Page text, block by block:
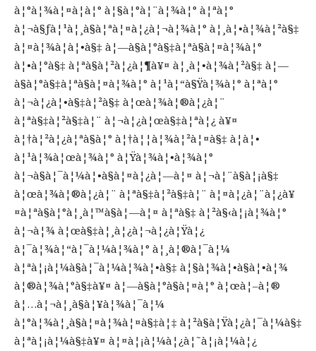
à¦°à¦¾à¦¤à¦­à¦° à¦§à¦°à¦¨à¦¾à¦° à¦ªà¦°
à¦¬à§ƒà¦¹à¦¸à§à¦ªà¦¤à¦¿à¦¬à¦¾à¦° à¦¸à¦•à¦¾à¦²à§‡
à¦¤à¦¾à¦à¦•à§‡ à¦—à§à¦°à§‡à¦ªà§à¦¤à¦¾à¦°
à¦•à¦°à§‡ à¦ªà§à¦²à¦¿à¦¶à¥¤ à¦¸à¦•à¦¾à¦²à§‡ à¦—
à§à¦°à§‡à¦ªà§à¦¤à¦¾à¦° à¦¹à¦“à§Ÿà¦¾à¦° à¦ªà¦°
à¦¬à¦¿à¦•à§‡à¦²à§‡ à¦œà¦¾à¦®à¦¿à¦¨
à¦ªà§‡à¦²à§‡à¦¨ à¦¬à¦¿à¦œà§‡à¦ªà¦¿ à¥¤
à¦†à¦²à¦¿à¦ªà§à¦° à¦†à¦¦à¦¾à¦²à¦¤à§‡ à¦à¦•
à¦¹à¦¾à¦œà¦¾à¦° à¦Ÿà¦¾à¦•à¦¾à¦°
à¦¬à§à¦¯à¦¼à¦•à§à¦¤à¦¿à¦—à¦¤ à¦¬à¦¨à§à¦¡à§‡
à¦œà¦¾à¦®à¦¿à¦¨ à¦ªà§‡à¦²à§‡à¦¨ à¦¤à¦¿à¦¨à¦¿à¥
¤à¦ªà§à¦°à¦¸à¦™à§à¦—à¦¤ à¦ªà§‡ à¦²à§‹à¦¡à¦¾à¦°
à¦¬à¦¾ à¦œà§‡à¦¸à¦¿à¦¬à¦¿à¦Ÿà¦¿
à¦¯à¦¾à¦“à¦¯à¦¼à¦¾à¦° à¦¸à¦®à¦¯à¦¼
à¦ªà¦¡à¦¼à§à¦¯à¦¼à¦¾à¦•à§‡ à¦§à¦¾à¦•à§à¦•à¦¾
à¦®à¦¾à¦°à§‡à¥¤ à¦—à§à¦°à§à¦¤à¦° à¦œà¦–à¦®
à¦…à¦¬à¦¸à§à¦¥à¦¾à¦¯à¦¼
à¦°à¦¾à¦¸à§à¦¤à¦¾à¦¤à§‡à¦‡ à¦²à§à¦Ÿà¦¿à¦¯à¦¼à§‡
à¦ªà¦¡à¦¼à§‡à¥¤ à¦¤à¦¡à¦¼à¦¿à¦˜à¦¡à¦¼à¦¿